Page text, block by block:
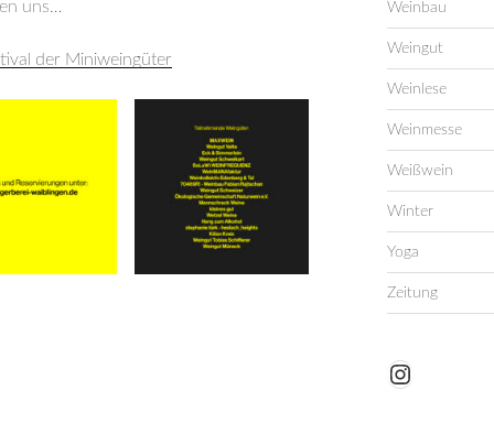
uns…
der Miniweingüter
Weinbau
Weingut
Weinlese
Weinmesse
Weißwein
Winter
Yoga
Zeitung
Instagram